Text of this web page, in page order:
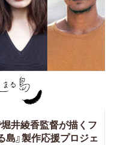
井綾香監督が描くフ
島』製作応援プロジェ